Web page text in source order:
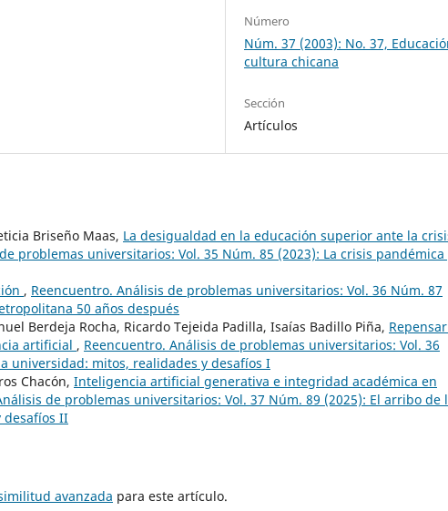
Número
Núm. 37 (2003): No. 37,
cultura chicana
Sección
Artículos
Briseño Maas, La desigualdad en la educación superior ante la
problemas universitarios: Vol. 35 Núm. 85 (2023): La crisis pandémica
, Reencuentro. Análisis de problemas universitarios: Vol. 36 Núm. 87
50 años después
Berdeja Rocha, Ricardo Tejeida Padilla, Isaías Badillo Piña,
artificial , Reencuentro. Análisis de problemas universitarios: Vol. 36
universidad: mitos, realidades y desafíos I
Chacón, Inteligencia artificial generativa e integridad académica en
de problemas universitarios: Vol. 37 Núm. 89 (2025): El arribo de
desafíos II
avanzada para este artículo.